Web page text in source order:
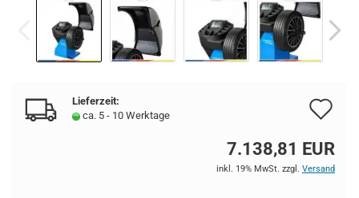
Lieferzeit:
ca. 5 - 10 Werktage
7.138,81 EUR
inkl. 19% MwSt. zzgl. Versand